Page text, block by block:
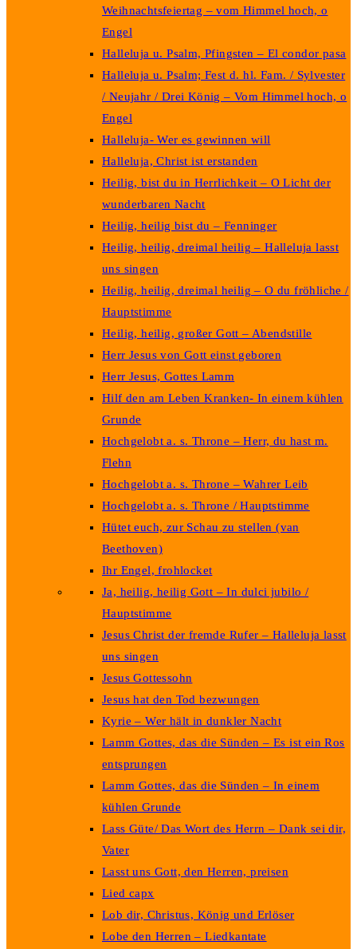
Weihnachtsfeiertag – vom Himmel hoch, o
Engel
Halleluja u. Psalm, Pfingsten – El condor pasa
Halleluja u. Psalm; Fest d. hl. Fam. / Sylvester
/ Neujahr / Drei König – Vom Himmel hoch, o
Engel
Halleluja- Wer es gewinnen will
Halleluja, Christ ist erstanden
Heilig, bist du in Herrlichkeit – O Licht der
wunderbaren Nacht
Heilig, heilig bist du – Fenninger
Heilig, heilig, dreimal heilig – Halleluja lasst
uns singen
Heilig, heilig, dreimal heilig – O du fröhliche /
Hauptstimme
Heilig, heilig, großer Gott – Abendstille
Herr Jesus von Gott einst geboren
Herr Jesus, Gottes Lamm
Hilf den am Leben Kranken- In einem kühlen
Grunde
Hochgelobt a. s. Throne – Herr, du hast m.
Flehn
Hochgelobt a. s. Throne – Wahrer Leib
Hochgelobt a. s. Throne / Hauptstimme
Hütet euch, zur Schau zu stellen (van
Beethoven)
Ihr Engel, frohlocket
Ja, heilig, heilig Gott – In dulci jubilo /
Hauptstimme
Jesus Christ der fremde Rufer – Halleluja lasst
uns singen
Jesus Gottessohn
Jesus hat den Tod bezwungen
Kyrie – Wer hält in dunkler Nacht
Lamm Gottes, das die Sünden – Es ist ein Ros
entsprungen
Lamm Gottes, das die Sünden – In einem
kühlen Grunde
Lass Güte/ Das Wort des Herrn – Dank sei dir,
Vater
Lasst uns Gott, den Herren, preisen
Lied capx
Lob dir, Christus, König und Erlöser
Lobe den Herren – Liedkantate